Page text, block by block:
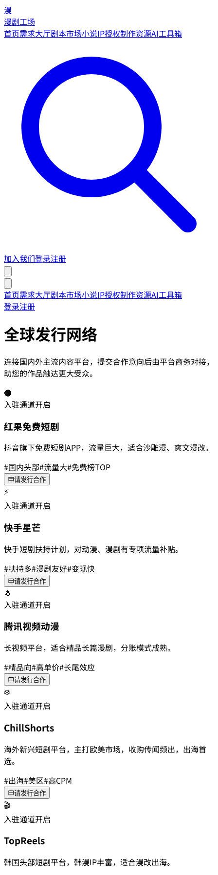
漫
漫剧工场
首页需求大厅剧本市场小说IP授权制作资源AI工具箱
加入我们登录注册
首页需求大厅剧本市场小说IP授权制作资源AI工具箱
登录注册
全球发行网络
连接国内外主流内容平台，提交合作意向后由平台商务对接，
助您的作品触达更大受众。
🔴
入驻通道开启
红果免费短剧
抖音旗下免费短剧APP，流量巨大，适合沙雕漫、爽文漫改。
#国内头部#流量大#免费榜TOP
申请发行合作
⚡️
入驻通道开启
快手星芒
快手短剧扶持计划，对动漫、漫剧有专项流量补贴。
#扶持多#漫剧友好#变现快
申请发行合作
🐧
入驻通道开启
腾讯视频动漫
长视频平台，适合精品长篇漫剧，分账模式成熟。
#精品向#高单价#长尾效应
申请发行合作
❄️
入驻通道开启
ChillShorts
海外新兴短剧平台，主打欧美市场，收购传闻频出，出海首
选。
#出海#美区#高CPM
申请发行合作
🎬
入驻通道开启
TopReels
韩国头部短剧平台，韩漫IP丰富，适合漫改出海。